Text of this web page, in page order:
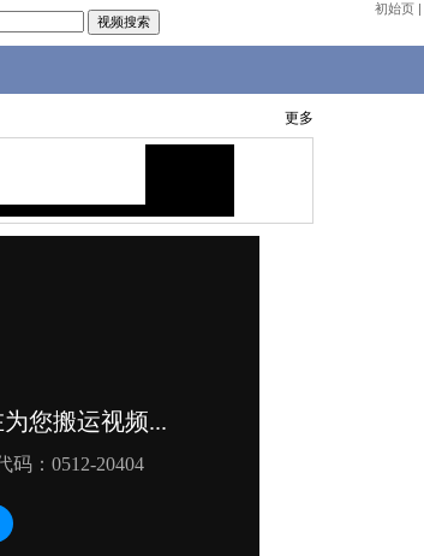
初始页 |
更多